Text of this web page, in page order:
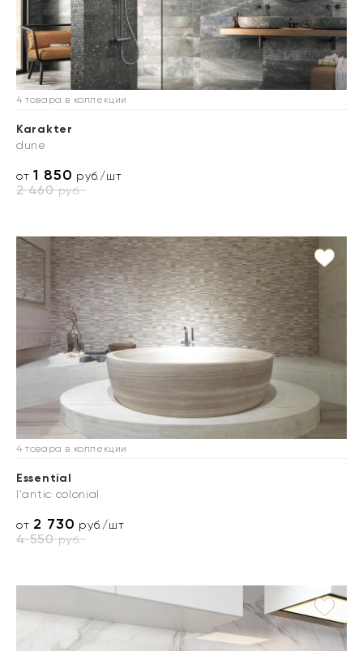
4 товара в коллекции
Karakter
dune
от1 850 руб./шт
2 460руб.
4 товара в коллекции
Essential
l'antic colonial
от 2 730 руб./шт
4 550руб.